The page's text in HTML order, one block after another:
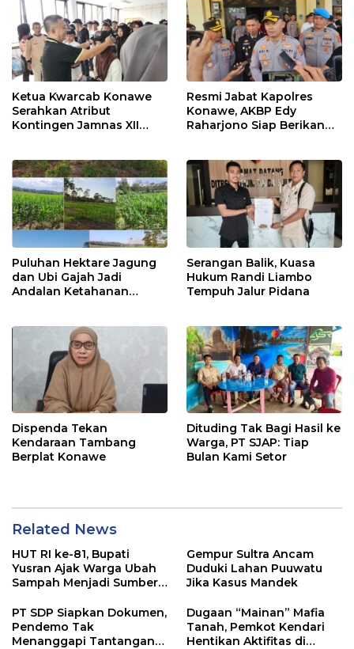
Ketua Kwarcab Konawe
Serahkan Atribut
Kontingen Jamnas XII
Resmi Jabat Kapolres
Konawe, AKBP Edy
Raharjono Siap Berikan
Puluhan Hektare Jagung
dan Ubi Gajah Jadi
Andalan Ketahanan
Serangan Balik, Kuasa
Hukum Randi Liambo
Tempuh Jalur Pidana
Dispenda Tekan
Kendaraan Tambang
Berplat Konawe
Dituding Tak Bagi Hasil ke
Warga, PT SJAP: Tiap
Bulan Kami Setor
Related News
HUT RI ke-81, Bupati
Yusran Ajak Warga Ubah
Sampah Menjadi Sumber
Gempur Sultra Ancam
Duduki Lahan Puuwatu
Jika Kasus Mandek
PT SDP Siapkan Dokumen,
Pendemo Tak
Menanggapi Tantangan
Dugaan “Mainan” Mafia
Tanah, Pemkot Kendari
Hentikan Aktifitas di